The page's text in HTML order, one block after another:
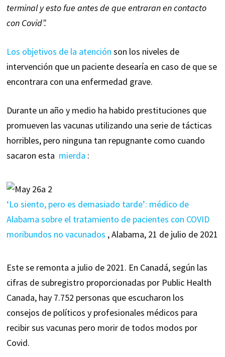
terminal y esto fue antes de que entraran en contacto
con Covid”.
Los objetivos de la atención son los niveles de
intervención que un paciente desearía en caso de que se
encontrara con una enfermedad grave.
Durante un año y medio ha habido prestituciones que
promueven las vacunas utilizando una serie de tácticas
horribles, pero ninguna tan repugnante como cuando
sacaron esta mierda :
‘Lo siento, pero es demasiado tarde’: médico de
Alabama sobre el tratamiento de pacientes con COVID
moribundos no vacunados , Alabama, 21 de julio de 2021
Este se remonta a julio de 2021. En Canadá, según las
cifras de subregistro proporcionadas por Public Health
Canada, hay 7.752 personas que escucharon los
consejos de políticos y profesionales médicos para
recibir sus vacunas pero morir de todos modos por
Covid.